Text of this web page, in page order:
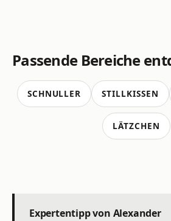
Passende Bereiche
SCHNULLER STILLKISSEN
LÄTZCHEN
Expertentipp von Alexander